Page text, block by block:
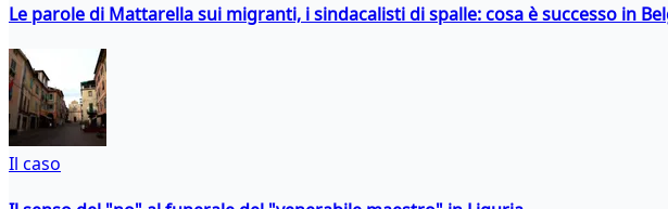
Le parole di Mattarella sui migranti, i sindacalisti di spalle: cosa è successo in
Il caso